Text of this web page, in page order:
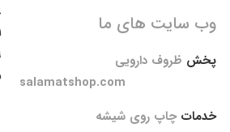
وب سایت های ما
پخش ظروف دارویی
salamatshop.com
خدمات چاپ روی شیشه